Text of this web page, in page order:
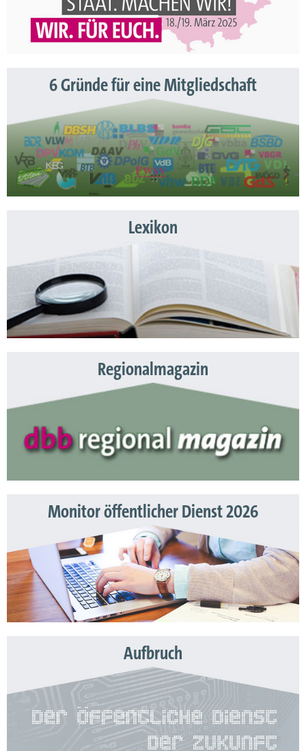
6 Gründe für eine Mitgliedschaft
Lexikon
Regionalmagazin
Monitor öffentlicher Dienst 2026
Aufbruch